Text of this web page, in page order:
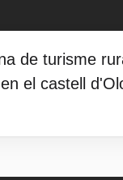
de turisme
el castell